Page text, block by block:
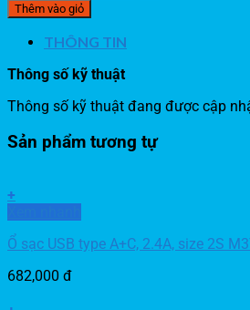
Thêm vào giỏ
THÔNG TIN
Thông số kỹ thuật
Thông số kỹ thuật đang được cập
Sản phẩm tương tự
+
Ổ sạc USB type A+C, 2.4A, size 2S
682,000 đ